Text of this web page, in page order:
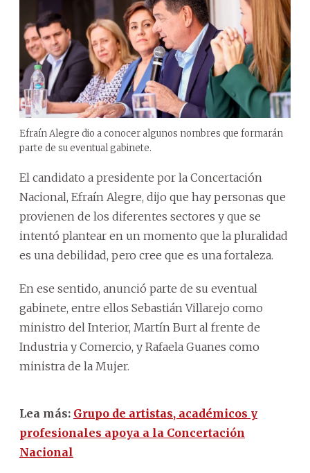
Efraín Alegre dio a conocer algunos nombres que formarán
parte de su eventual gabinete.
El candidato a presidente por la Concertación
Nacional, Efraín Alegre, dijo que hay personas que
provienen de los diferentes sectores y que se
intentó plantear en un momento que la pluralidad
es una debilidad, pero cree que es una fortaleza.
En ese sentido, anunció parte de su eventual
gabinete, entre ellos Sebastián Villarejo como
ministro del Interior, Martín Burt al frente de
Industria y Comercio, y Rafaela Guanes como
ministra de la Mujer.
Lea más: Grupo de artistas, académicos y
profesionales apoya a la Concertación
Nacional